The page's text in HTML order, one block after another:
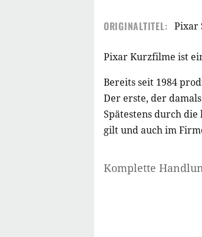
ORIGINALTITEL: Pixar
Pixar Kurzfilme ist
Bereits seit 1984
Der erste, der
Spätestens durch
gilt und auch im
Komplette